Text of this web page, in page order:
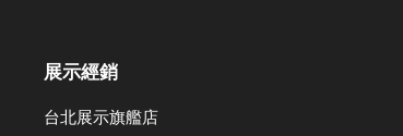
展示經銷
台北展示旗艦店